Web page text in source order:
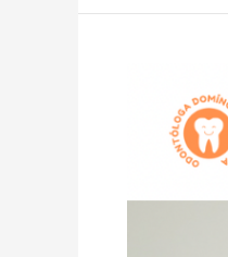
Bruxismo:
Causas,
Síntomas
Tratamientos